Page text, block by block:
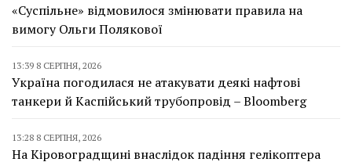
«Суспільне» відмовилося змінювати правила на
вимогу Ольги Полякової
13:39 8 СЕРПНЯ, 2026
Україна погодилася не атакувати деякі нафтові
танкери й Каспійський трубопровід – Bloomberg
13:28 8 СЕРПНЯ, 2026
На Кіровоградщині внаслідок падіння гелікоптера